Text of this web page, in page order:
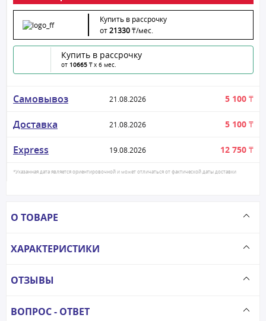
Купить в рассрочку
от21330₸/мес.
Купить в рассрочку
от 10665 ₸ x 6 мес.
Самовывоз 21.08.2026 5 100 ₸
Доставка 21.08.2026 5 100 ₸
Express 19.08.2026 12 750 ₸
*Указанная дата является ориентировочной и может отличаться от фактической даты доставки
О ТОВАРЕ
ХАРАКТЕРИСТИКИ
ОТЗЫВЫ
ВОПРОС - ОТВЕТ